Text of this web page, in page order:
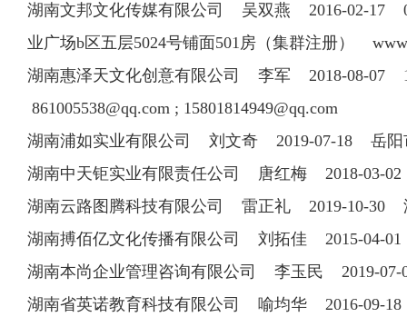
湖南文邦文化传媒有限公司 吴双燕 2016-02-17
业广场b区五层5024号铺面501房（集群注册）
湖南惠泽天文化创意有限公司 李军 2018-08-07
861005538@qq.com; 15801814949@qq.com
湖南浦如实业有限公司 刘文奇 2019-07-18 岳阳
湖南中天钜实业有限责任公司 唐红梅 2018-03-
湖南云路图腾科技有限公司 雷正礼 2019-10-30
湖南搏佰亿文化传播有限公司 刘拓佳 2015-04-
湖南本尚企业管理咨询有限公司 李玉民 2019-
湖南省英诺教育科技有限公司 喻均华 2016-09-